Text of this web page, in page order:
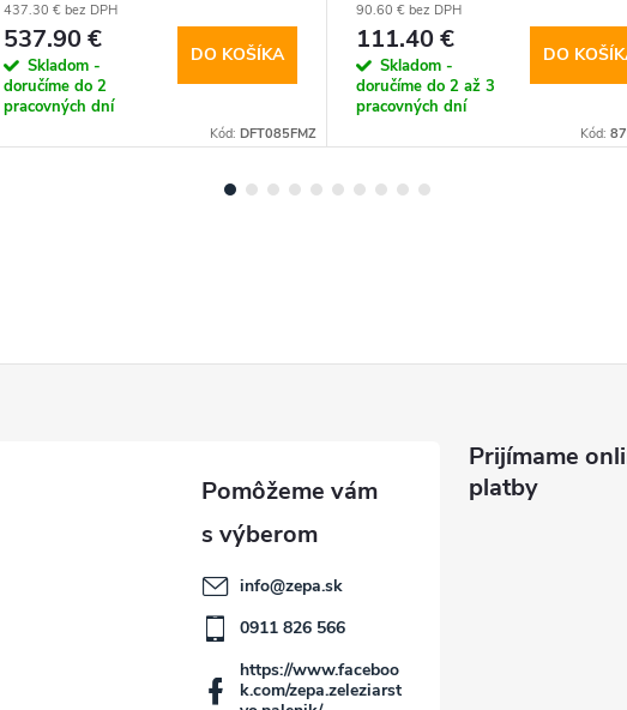
437.30 € bez DPH
537.90 €
Skladom -
doručíme do 2
pracovných dní
DO KOŠÍKA
Kód: DFT085FMZ
motor
90.60 € bez DPH
111.40 €
Skladom -
doručíme do 2 až 3
pracovných dní
DO
Kód:
info@zepa.sk
0911 826 566
https://www.faceboo
k.com/zepa.zeleziarst
Prijímame
platby